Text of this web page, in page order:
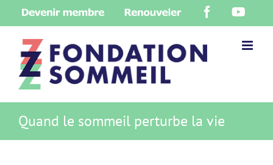
Devenir
membre
Renouveler Facebook
Quand le sommeil perturbe la vie